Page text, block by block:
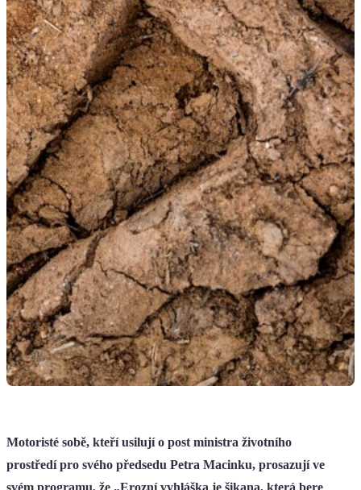
Motoristé sobě, kteří usilují o post ministra životního
prostředí pro svého předsedu Petra Macinku, prosazují ve
svém programu, že „Erozní vyhláška je šikana, která bere